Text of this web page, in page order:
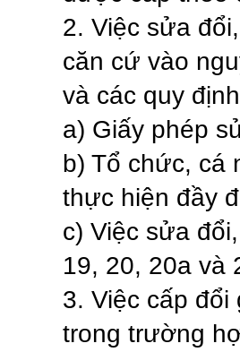
2. Việc sửa
căn cứ vào
và các quy
a) Giấy phép
b) Tổ chức, cá
thực hiện đầy
c) Việc sửa
19, 20, 20a và
3. Việc cấp
trong trường